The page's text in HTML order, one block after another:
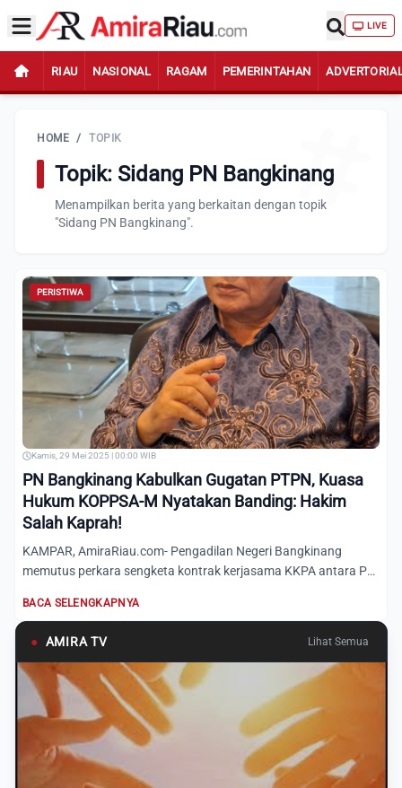
LIVE
RIAU NASIONAL RAGAM PEMERINTAHAN
HOME / TOPIK
Topik: Sidang PN Bangkinang
Menampilkan berita yang berkaitan dengan topik
"Sidang PN Bangkinang".
PERISTIWA
Kamis, 29 Mei 2025 | 00:00 WIB
PN Bangkinang Kabulkan Gugatan PTPN, Kuasa
Hukum KOPPSA-M Nyatakan Banding: Hakim
Salah Kaprah!
KAMPAR, AmiraRiau.com- Pengadilan Negeri Bangkinang
memutus perkara sengketa kontrak kerjasama KKPA antara PT
BACA SELENGKAPNYA
● AMIRA TV Lihat Semua